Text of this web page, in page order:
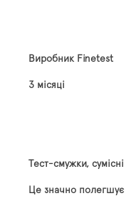
Виробник Finetest
3 місяці
Тест-смужки,
Це значно полегшує